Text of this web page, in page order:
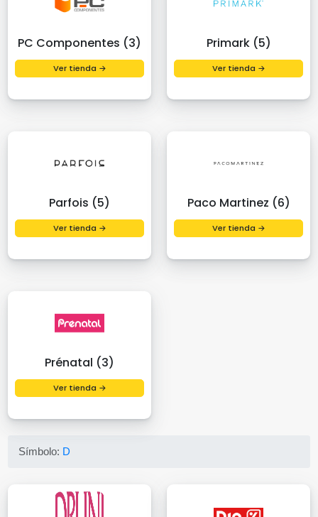
PC Componentes (3)
Ver tienda →
Primark (5)
Ver tienda →
Parfois (5)
Ver tienda →
Paco Martinez (6)
Ver tienda →
Prénatal (3)
Ver tienda →
Símbolo: D